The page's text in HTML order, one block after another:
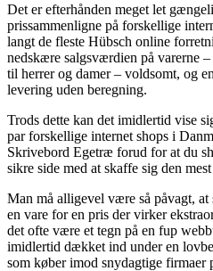
Det er efterhånden meget let
prissammenligne på forskellige
langt de fleste Hübsch online
nedskære salgsværdien på varerne
til herrer og damer – voldsomt, og
levering uden beregning.
Trods dette kan det imidlertid vise
par forskellige internet shops i
Skrivebord Egetræ forud for at du
sikre side med at skaffe sig den
Man må alligevel være så påvagt, at
en vare for en pris der virker
det ofte være et tegn på en fup
imidlertid dækket ind under en
som køber imod snydagtige firmaer